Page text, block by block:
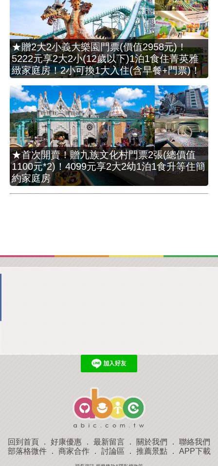
★贈2大2小義大樂園門票(價值2958元)！
5222元享2大2小(12歲以下)1泊1食住菁英雅
緻家庭房！2小可換1大入住(含早餐+門票)！
★首次開賣！贈九族文化村門票2張(總價值
1100元*2)！4099元享2大2幼1泊1食升等住簡
約家庭房
回到首頁 ． 好康優惠 ． 最新留言 ． 關於我們 ． 聯絡我們
部落格微件． 商家合作． 討論區 ． 推薦景點． APP下載